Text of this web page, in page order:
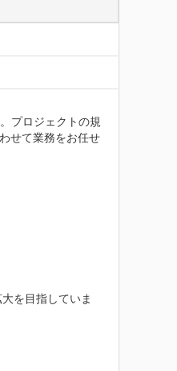
プロジェクトの規
せて業務をお任せ
を目指していま